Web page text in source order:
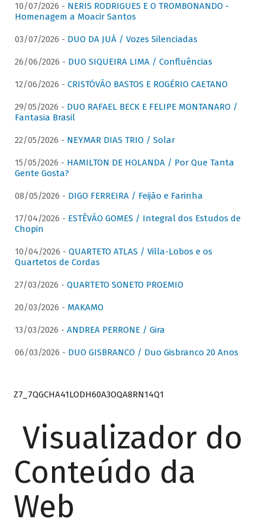
10/07/2026 - NERIS RODRIGUES E O TROMBONANDO -
Homenagem a Moacir Santos
03/07/2026 - DUO DA JUÁ / Vozes Silenciadas
26/06/2026 - DUO SIQUEIRA LIMA / Confluências
12/06/2026 - CRISTÓVÃO BASTOS E ROGÉRIO CAETANO
29/05/2026 - DUO RAFAEL BECK E FELIPE MONTANARO /
Fantasia Brasil
22/05/2026 - NEYMAR DIAS TRIO / Solar
15/05/2026 - HAMILTON DE HOLANDA / Por Que Tanta
Gente Gosta?
08/05/2026 - DIGO FERREIRA / Feijão e Farinha
17/04/2026 - ESTÊVÃO GOMES / Integral dos Estudos de
Chopin
10/04/2026 - QUARTETO ATLAS / Villa-Lobos e os
Quartetos de Cordas
27/03/2026 - QUARTETO SONETO PROEMIO
20/03/2026 - MAKAMO
13/03/2026 - ANDREA PERRONE / Gira
06/03/2026 - DUO GISBRANCO / Duo Gisbranco 20 Anos
Z7_7QGCHA41LODH60A3OQA8RN14Q1
Visualizador do
Conteúdo da
Web